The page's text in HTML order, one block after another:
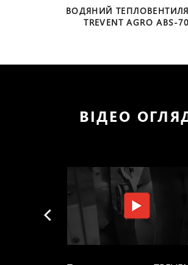
ВОДЯНИЙ
TREVENT AGRO ABS-70
ВІДЕО